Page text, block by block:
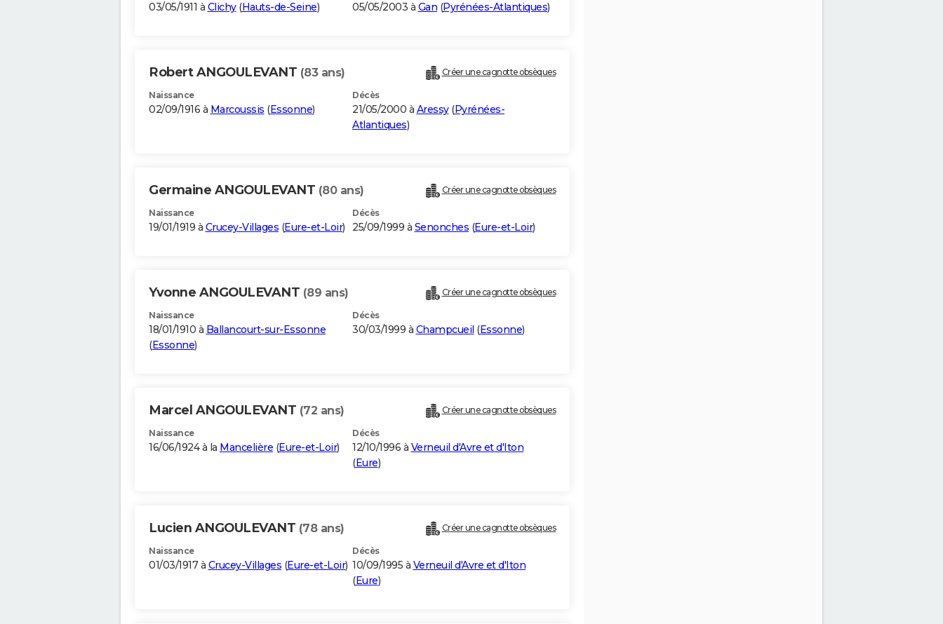
03/05/1911 à Clichy(Hauts-de-Seine) 05/05/2003 à Gan (Pyrénées-Atlantiques)
Robert ANGOULEVANT (83 ans) Créer une cagnotte obsèques
Naissance
02/09/1916 à Marcoussis (Essonne)
Décès
21/05/2000 à Aressy(Pyrénées-
Atlantiques)
Germaine ANGOULEVANT (80 ans) Créer une cagnotte obsèques
Naissance
19/01/1919 à Crucey-Villages (Eure-et-Loir)
Décès
25/09/1999 à Senonches (Eure-et-Loir)
Yvonne ANGOULEVANT (89 ans) Créer une cagnotte obsèques
Naissance
18/01/1910 à Ballancourt-sur-Essonne
(Essonne)
Décès
30/03/1999 à Champcueil (Essonne)
Marcel ANGOULEVANT (72 ans) Créer une cagnotte obsèques
Naissance
16/06/1924 à la Mancelière (Eure-et-Loir)
Décès
12/10/1996 à Verneuil d'Avre et d'Iton
(Eure)
Lucien ANGOULEVANT (78 ans) Créer une cagnotte obsèques
Naissance
01/03/1917 à Crucey-Villages (Eure-et-Loir)
Décès
10/09/1995 à Verneuil d'Avre et d'Iton
(Eure)